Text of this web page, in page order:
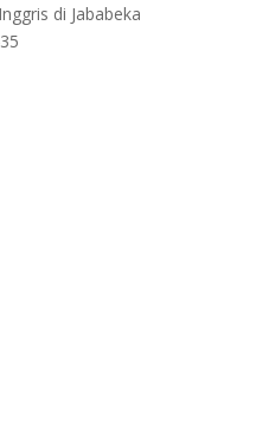
di Jababeka